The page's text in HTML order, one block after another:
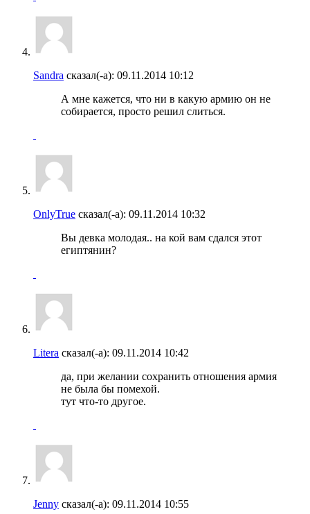
Sandra сказал(-а): 09.11.2014 10:12
А мне кажется, что ни в какую армию он не
собирается, просто решил слиться.
OnlyTrue сказал(-а): 09.11.2014 10:32
Вы девка молодая.. на кой вам сдался этот
египтянин?
Litera сказал(-а): 09.11.2014 10:42
да, при желании сохранить отношения армия
не была бы помехой.
тут что-то другое.
Jenny сказал(-а): 09.11.2014 10:55